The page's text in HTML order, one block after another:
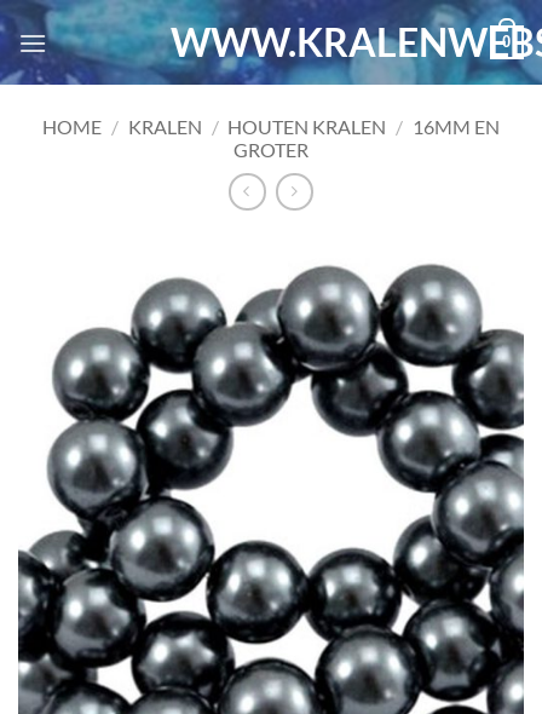
Ga
naar
inhoud
0
HOME / KRALEN / HOUTEN KRALEN / 16MM EN
GROTER